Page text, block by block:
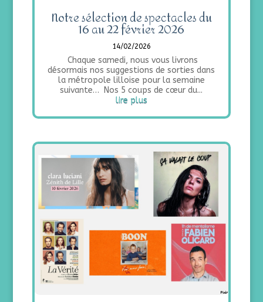
Notre sélection de spectacles du
16 au 22 février 2026
14/02/2026
Chaque samedi, nous vous livrons
désormais nos suggestions de sorties dans
la métropole lilloise pour la semaine
suivante… Nos 5 coups de cœur du...
lire plus